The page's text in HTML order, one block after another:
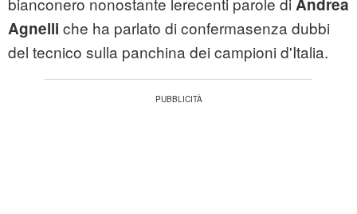
Agnelli che ha parlato di confermasenza dubbi
del tecnico sulla panchina dei campioni d'Italia.